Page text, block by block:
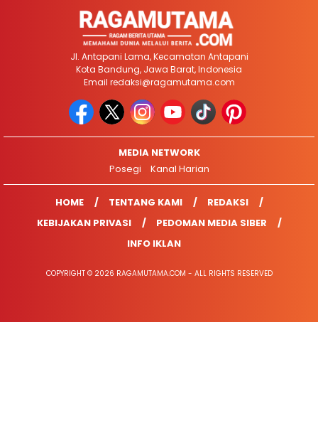
Jl. Antapani Lama, Kecamatan Antapani
Kota Bandung, Jawa Barat, Indonesia
Email redaksi@ragamutama.com
MEDIA NETWORK
Posegi
Kanal Harian
HOME TENTANG KAMI
REDAKSI
KEBIJAKAN PRIVASI
PEDOMAN MEDIA SIBER
INFO IKLAN
COPYRIGHT © 2026 RAGAMUTAMA.COM - ALL RIGHTS RESERVED